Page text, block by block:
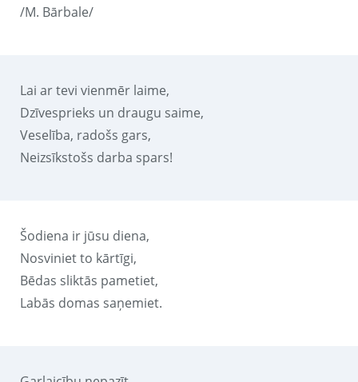
/M. Bārbale/
Lai ar tevi vienmēr laime,
Dzīvesprieks un draugu saime,
Veselība, radošs gars,
Neizsīkstošs darba spars!
Šodiena ir jūsu diena,
Nosviniet to kārtīgi,
Bēdas sliktās pametiet,
Labās domas saņemiet.